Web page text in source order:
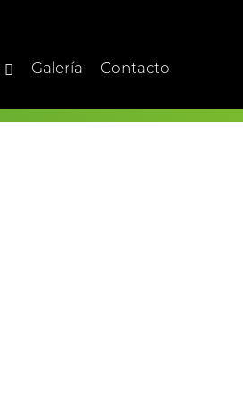
Galería Contacto